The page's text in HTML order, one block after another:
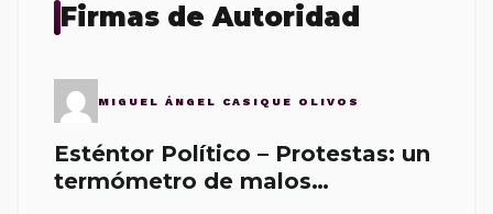
Firmas de Autoridad
MIGUEL ÁNGEL CASIQUE OLIVOS
Esténtor Político – Protestas: un
termómetro de malos